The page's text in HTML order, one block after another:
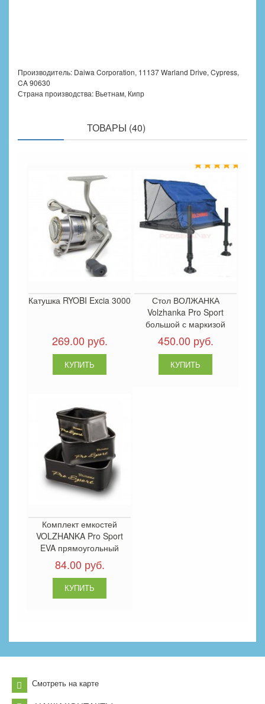
Производитель: Daiwa Corporation, 11137 Warland Drive, Cypress,
CA 90630
Страна производства: Вьетнам, Кипр
ТОВАРЫ (40)
Катушка RYOBI Excia 3000
269.00 руб.
Стол ВОЛЖАНКА
Volzhanka Pro Sport
большой с маркизой
450.00 руб.
Комплект емкостей
VOLZHANKA Pro Sport
EVA прямоугольный
84.00 руб.
Смотреть на карте